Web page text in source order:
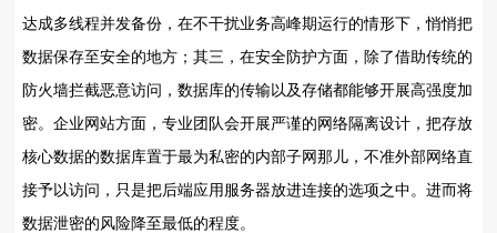
达成多线程并发备份，在不干扰业务高峰期运行的情形下，悄悄把
数据保存至安全的地方；其三，在安全防护方面，除了借助传统的
防火墙拦截恶意访问，数据库的传输以及存储都能够开展高强度加
密。企业网站方面，专业团队会开展严谨的网络隔离设计，把存放
核心数据的数据库置于最为私密的内部子网那儿，不准外部网络直
接予以访问，只是把后端应用服务器放进连接的选项之中。进而将
数据泄密的风险降至最低的程度。